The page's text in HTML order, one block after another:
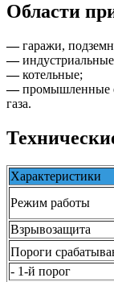
Области
—гаражи,
—
—котельные;
—промышленные
газа.
Характеристики
Режим работы
Взрывозащита
Пороги
- 1-й порог